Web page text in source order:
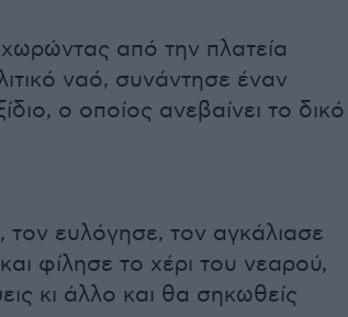
από την πλατεία
ναό, συνάντησε έναν
ο οποίος ανεβαίνει το δικό
ευλόγησε, τον αγκάλιασε
φίλησε το χέρι του νεαρού,
κι άλλο και θα σηκωθείς